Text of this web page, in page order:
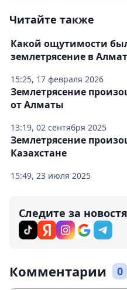
Читайте также
15:25, 17 февраля 2026
Какой ощутимости
землетрясение в
13:19, 02 сентября 2025
Землетрясение
от Алматы
15:49, 23 июля 2025
Землетрясение
Казахстане
Следите за
Комментарии 0